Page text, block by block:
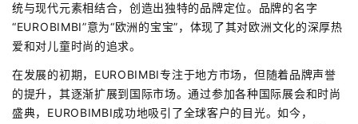
统与现代元素相结合，创造出独特的品牌定位。品牌的名字
“EUROBIMBI”意为“欧洲的宝宝”，体现了其对欧洲文化的深厚热
爱和对儿童时尚的追求。
在发展的初期，EUROBIMBI专注于地方市场，但随着品牌声誉
的提升，其逐渐扩展到国际市场。通过参加各种国际展会和时尚
盛典，EUROBIMBI成功地吸引了全球客户的目光。如今，